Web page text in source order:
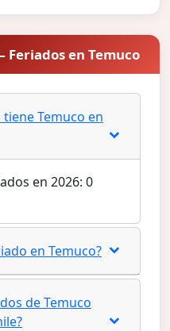
en Temuco
Temuco en
en 2026: 0
en Temuco?
de Temuco